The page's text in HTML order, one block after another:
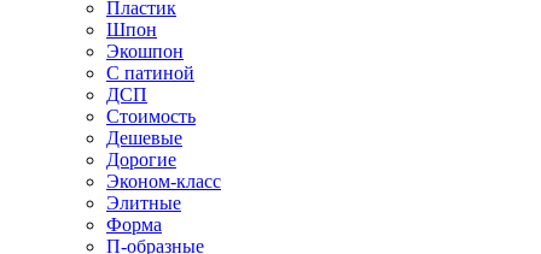
Пластик
Шпон
Экошпон
С патиной
ДСП
Стоимость
Дешевые
Дорогие
Эконом-класс
Элитные
Форма
П-образные